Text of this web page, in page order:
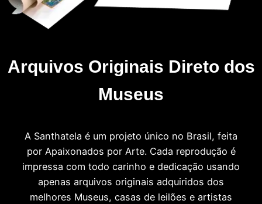
Arquivos Originais Direto dos
Museus
A Santhatela é um projeto único no Brasil, feita
por Apaixonados por Arte. Cada reprodução é
impressa com todo carinho e dedicação usando
apenas arquivos originais adquiridos dos
melhores Museus, casas de leilões e artistas